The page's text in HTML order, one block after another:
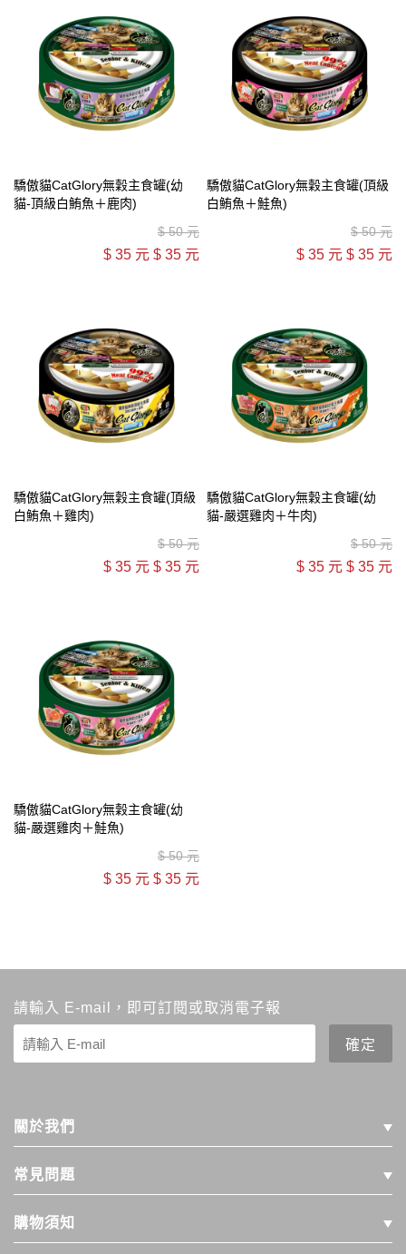
驕傲貓CatGlory無穀主食罐(幼
貓-頂級白鮪魚＋鹿肉)
$50 元
$ 35 元 $ 35 元
驕傲貓CatGlory無穀主食罐(頂級
白鮪魚＋鮭魚)
$50 元
$ 35 元 $ 35 元
驕傲貓CatGlory無穀主食罐(頂級
白鮪魚＋雞肉)
$50 元
$ 35 元 $ 35 元
驕傲貓CatGlory無穀主食罐(幼
貓-嚴選雞肉＋牛肉)
$50 元
$ 35 元 $ 35 元
驕傲貓CatGlory無穀主食罐(幼
貓-嚴選雞肉＋鮭魚)
$50 元
$ 35 元 $ 35 元
請輸入 E-mail，即可訂閱或取消電子報
關於我們
常見問題
購物須知